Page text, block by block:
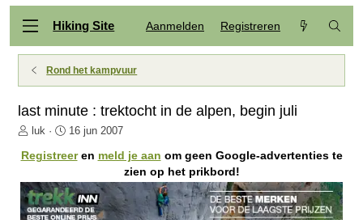
Hiking Site Aanmelden Registreren
Rond het kampvuur
last minute : trektocht in de alpen, begin juli
O
d
r
w
luk
S
a
t
d
16 jun 2007
Registreeren meld je aan om geen Google-advertenties te
zien op het prikbord!